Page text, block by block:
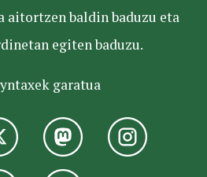
aitortzen baldin baduzu eta
egiten baduzu.
garatua